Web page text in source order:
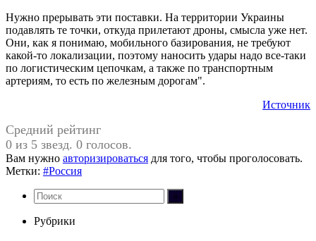
Нужно прерывать эти поставки. На территории Украины
подавлять те точки, откуда прилетают дроны, смысла уже нет.
Они, как я понимаю, мобильного базирования, не требуют
какой-то локализации, поэтому наносить удары надо все-таки
по логистическим цепочкам, а также по транспортным
артериям, то есть по железным дорогам".
Источник
Средний рейтинг
0 из 5 звезд. 0 голосов.
Вам нужно авторизироваться для того, чтобы проголосовать.
Метки: #Россия
Рубрики